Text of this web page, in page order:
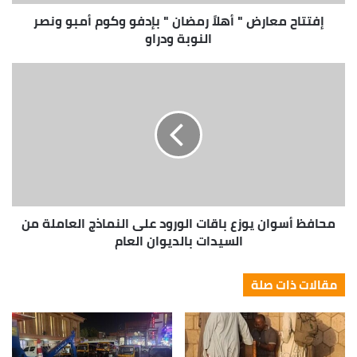
مستحقيها بشكل فعلى، لافتًا إلى ان توزيع الأورمان
لكراتين المواد الغذائية في محافظة أسوان يشمل جميع
عزب ونجوع وقرى في جميع مراكز المحافظة .
إفتتاح معارض " أهلاً رمضان " بإدفو وكوم أمبو ونصر
النوبة ودراو
محافظ أسوان يوزع باقات الورود على النماذج العاملة من
السيدات بالديوان العام
مقالات ذات صلة